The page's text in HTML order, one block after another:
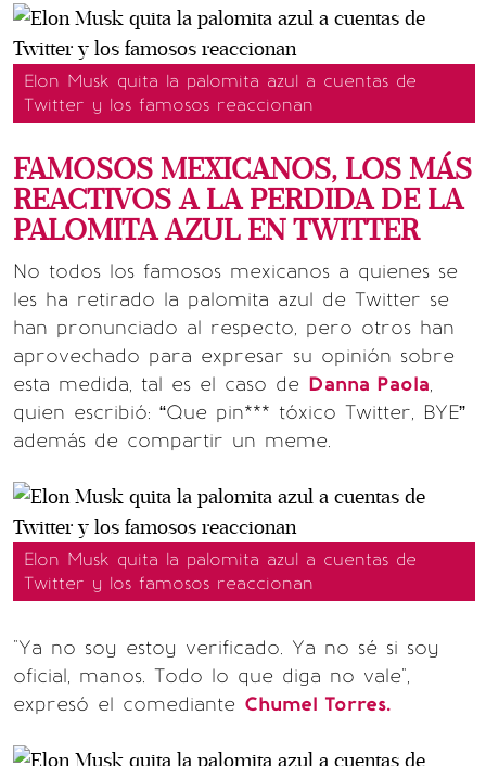
Elon Musk quita la palomita azul a cuentas de
Twitter y los famosos reaccionan
FAMOSOS MEXICANOS, LOS MÁS
REACTIVOS A LA PERDIDA DE LA
PALOMITA AZUL EN TWITTER
No todos los famosos mexicanos a quienes se
les ha retirado la palomita azul de Twitter se
han pronunciado al respecto, pero otros han
aprovechado para expresar su opinión sobre
esta medida, tal es el caso de Danna Paola,
quien escribió: “Que pin*** tóxico Twitter, BYE”
además de compartir un meme.
Elon Musk quita la palomita azul a cuentas de
Twitter y los famosos reaccionan
"Ya no soy estoy verificado. Ya no sé si soy
oficial, manos. Todo lo que diga no vale",
expresó el comediante Chumel Torres.